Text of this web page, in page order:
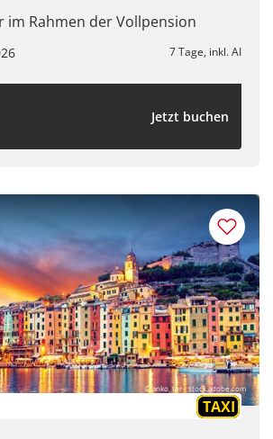
im Rahmen der Vollpension
7 Tage, inkl. AI
Jetzt buchen
© anko_ter - stock.adobe.com
TAXI